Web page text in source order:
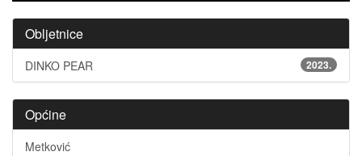
Obljetnice
DINKO PEAR 2023.
Općine
Metković